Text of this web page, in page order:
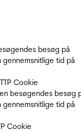
besøg på
gennemsnitlige tid på
Cookie
besøgendes besøg
gennemsnitlige tid på
Cookie